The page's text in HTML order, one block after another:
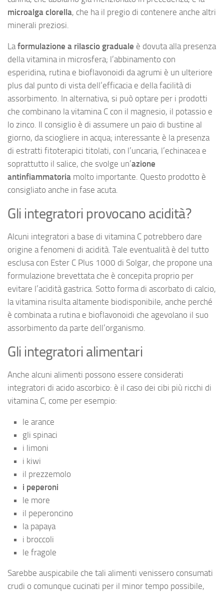
microalga clorella, che ha il pregio di contenere anche altri
minerali preziosi.
Laformulazione a rilascio graduale è dovuta alla presenza
della vitamina in microsfera; l’abbinamento con
esperidina, rutina e bioflavonoidi da agrumi è un ulteriore
plus dal punto di vista dell’efficacia e della facilità di
assorbimento. In alternativa, si può optare per i prodotti
che combinano la vitamina C con il magnesio, il potassio e
lo zinco. Il consiglio è di assumere un paio di bustine al
giorno, da sciogliere in acqua; interessante è la presenza
di estratti fitoterapici titolati, con l’uncaria, l’echinacea e
soprattutto il salice, che svolge un’azione
antinfiammatoria molto importante. Questo prodotto è
consigliato anche in fase acuta.
Gli integratori provocano acidità?
Alcuni integratori a base di vitamina C potrebbero dare
origine a fenomeni di acidità. Tale eventualità è del tutto
esclusa con Ester C Plus 1000 di Solgar, che propone una
formulazione brevettata che è concepita proprio per
evitare l’acidità gastrica. Sotto forma di ascorbato di calcio,
la vitamina risulta altamente biodisponibile, anche perché
è combinata a rutina e bioflavonoidi che agevolano il suo
assorbimento da parte dell’organismo.
Gli integratori alimentari
Anche alcuni alimenti possono essere considerati
integratori di acido ascorbico: è il caso dei cibi più ricchi di
vitamina C, come per esempio:
le arance
gli spinaci
i limoni
i kiwi
il prezzemolo
i peperoni
le more
il peperoncino
la papaya
i broccoli
le fragole
Sarebbe auspicabile che tali alimenti venissero consumati
crudi o comunque cucinati per il minor tempo possibile,